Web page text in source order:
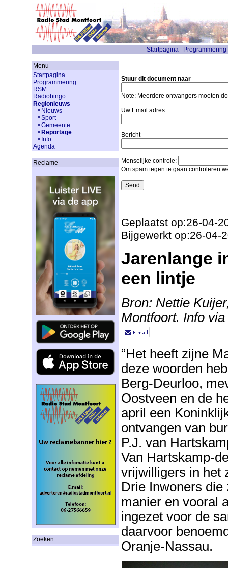
Startpagina Programmering
Menu
Startpagina
Programmering
RSM
Radiobingo
Regionieuws
Nieuws
Sport
Gemeente
Reportage
Info
Agenda
Reclame
Zoeken
Stuur dit document naar
Note: Meerdere ontvangers moeten
Uw Email adres
Bericht
Menselijke controle:
Om spam tegen te gaan controleren
Geplaatst op:26-04-
Bijgewerkt op:26-04-
Jarenlange
een lintje
Bron: Nettie
Montfoort. Info
“Het heeft zijne
deze woorden
Berg-Deurloo,
Oostveen en de
april een
ontvangen van
P.J. van
Van Hartskamp-
vrijwilligers in het
Drie Inwoners die
manier en vooral
ingezet voor de
daarvoor
Oranje-Nassau.